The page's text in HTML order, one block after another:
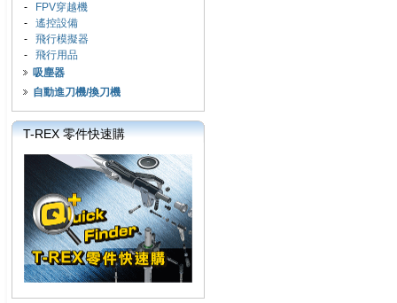
-
FPV穿越機
- 遙控設備
- 飛行模擬器
- 飛行用品
吸塵器
自動進刀機/換刀機
T-REX 零件快速購